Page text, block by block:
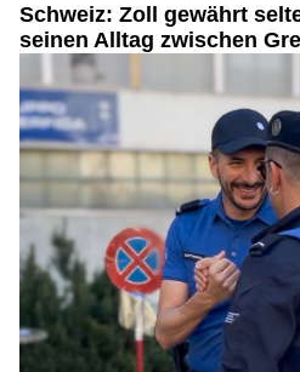
Schweiz: Zoll gewährt
seinen Alltag zwischen